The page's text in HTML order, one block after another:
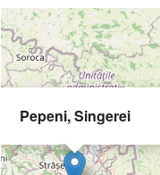
Pepeni, Singerei